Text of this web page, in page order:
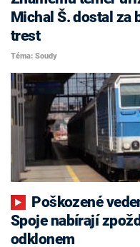
Michal Š. dostal za
trest
Téma: Soudy
Spoje nabírají
odklonem